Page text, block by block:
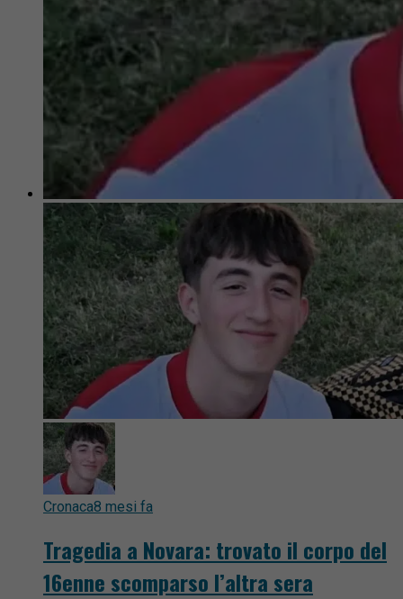
Cronaca8 mesi fa
Tragedia a Novara: trovato il corpo del
16enne scomparso l’altra sera